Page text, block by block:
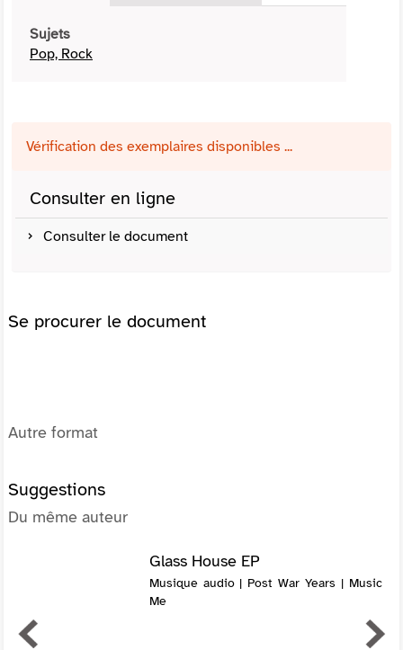
Sujets
Pop, Rock
Vérification des exemplaires disponibles ...
Consulter en ligne
Consulter le document
Se procurer le document
Autre format
Suggestions
Du même auteur
Glass House EP
Musique audio | Post War Years | Music
Me